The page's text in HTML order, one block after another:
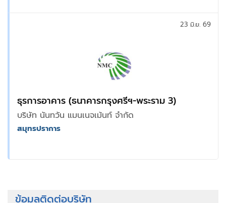
ธุรการอาคาร (ธนาคารกรุงศรีฯ-พระราม 3)
บริษัท นันทวัน แมนเนจเม้นท์ จำกัด
23 มิ.ย. 69
สมุทรปราการ
ข้อมูลติดต่อบริษัท